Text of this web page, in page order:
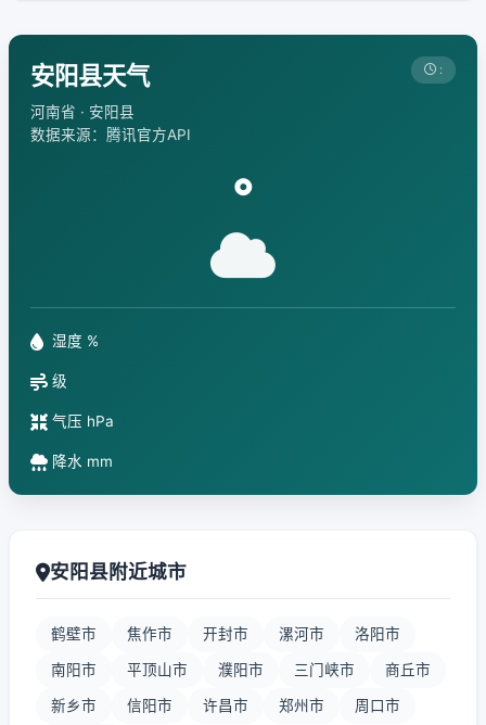
安阳县天气
河南省 · 安阳县
数据来源：腾讯官方API
:
°
湿度 %
级
气压 hPa
降水 mm
安阳县附近城市
鹤壁市 焦作市 开封市 漯河市 洛阳市
南阳市 平顶山市 濮阳市 三门峡市 商丘市
新乡市 信阳市 许昌市 郑州市 周口市